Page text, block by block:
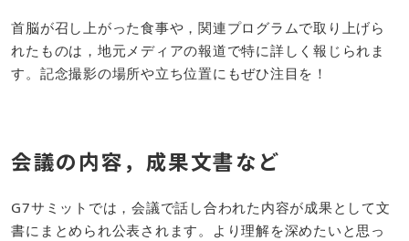
首脳が召し上がった食事や，関連プログラムで取り上げら
れたものは，地元メディアの報道で特に詳しく報じられま
す。記念撮影の場所や立ち位置にもぜひ注目を！
会議の内容，成果文書など
G7サミットでは，会議で話し合われた内容が成果として文
書にまとめられ公表されます。より理解を深めたいと思っ